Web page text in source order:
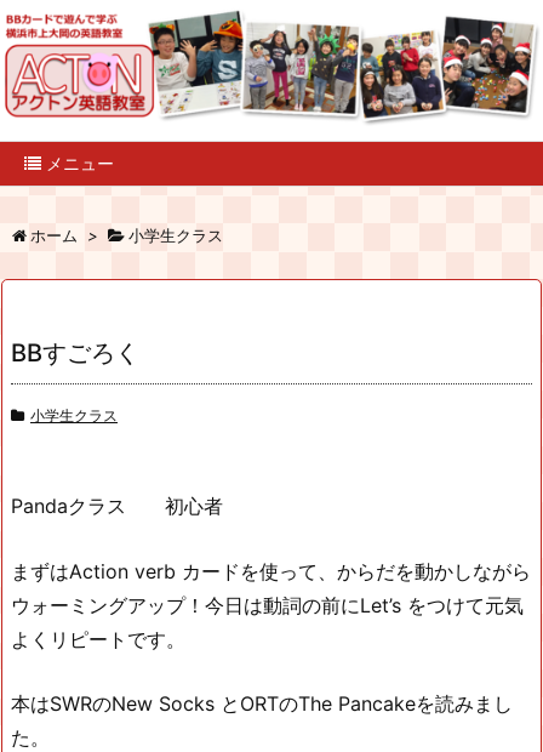
メニュー
ホーム > 小学生クラス
BBすごろく
小学生クラス
Pandaクラス 初心者
まずはAction verb カードを使って、からだを動かしながら
ウォーミングアップ！今日は動詞の前にLet’s をつけて元気
よくリピートです。
本はSWRのNew Socks とORTのThe Pancakeを読みまし
た。